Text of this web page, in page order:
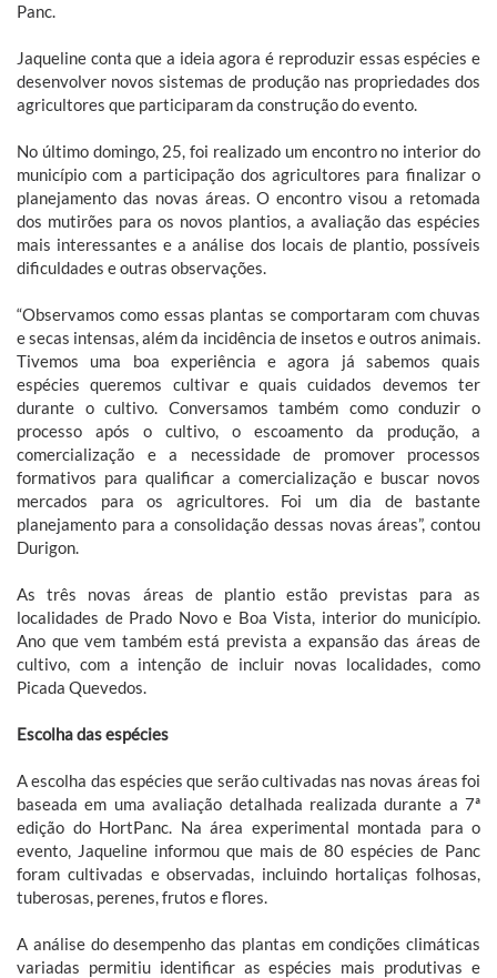
Panc.
Jaqueline conta que a ideia agora é reproduzir essas espécies e
desenvolver novos sistemas de produção nas propriedades dos
agricultores que participaram da construção do evento.
No último domingo, 25, foi realizado um encontro no interior do
município com a participação dos agricultores para finalizar o
planejamento das novas áreas. O encontro visou a retomada
dos mutirões para os novos plantios, a avaliação das espécies
mais interessantes e a análise dos locais de plantio, possíveis
dificuldades e outras observações.
“Observamos como essas plantas se comportaram com chuvas
e secas intensas, além da incidência de insetos e outros animais.
Tivemos uma boa experiência e agora já sabemos quais
espécies queremos cultivar e quais cuidados devemos ter
durante o cultivo. Conversamos também como conduzir o
processo após o cultivo, o escoamento da produção, a
comercialização e a necessidade de promover processos
formativos para qualificar a comercialização e buscar novos
mercados para os agricultores. Foi um dia de bastante
planejamento para a consolidação dessas novas áreas”, contou
Durigon.
As três novas áreas de plantio estão previstas para as
localidades de Prado Novo e Boa Vista, interior do município.
Ano que vem também está prevista a expansão das áreas de
cultivo, com a intenção de incluir novas localidades, como
Picada Quevedos.
Escolha das espécies
A escolha das espécies que serão cultivadas nas novas áreas foi
baseada em uma avaliação detalhada realizada durante a 7ª
edição do HortPanc. Na área experimental montada para o
evento, Jaqueline informou que mais de 80 espécies de Panc
foram cultivadas e observadas, incluindo hortaliças folhosas,
tuberosas, perenes, frutos e flores.
A análise do desempenho das plantas em condições climáticas
variadas permitiu identificar as espécies mais produtivas e